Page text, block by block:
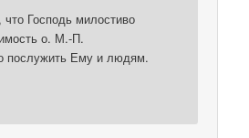
Господь милостиво
о. М.-П.
послужить Ему и людям.